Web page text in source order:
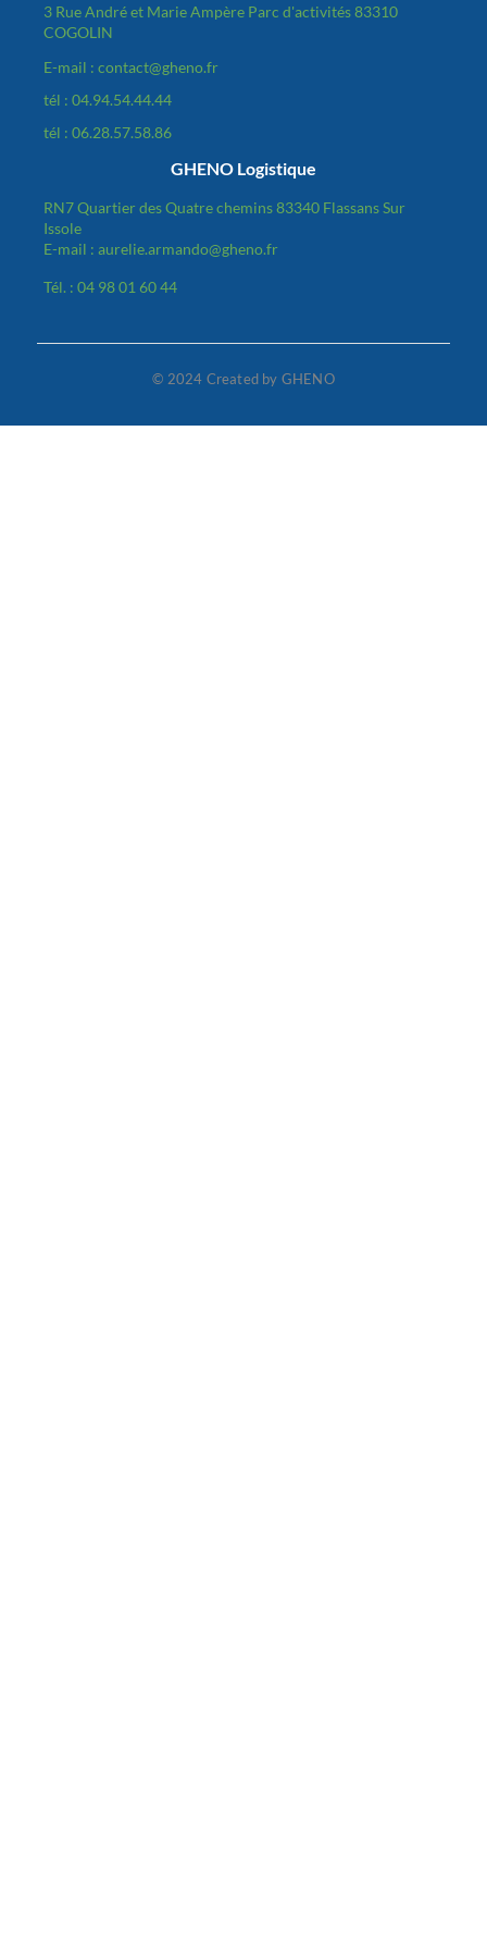
3 Rue André et Marie Ampère Parc d'activités 83310
COGOLIN
E-mail : contact@gheno.fr
tél : 04.94.54.44.44
tél : 06.28.57.58.86
GHENO Logistique
RN7 Quartier des Quatre chemins 83340 Flassans Sur
Issole
E-mail : aurelie.armando@gheno.fr
Tél. : 04 98 01 60 44
© 2024 Created by GHENO